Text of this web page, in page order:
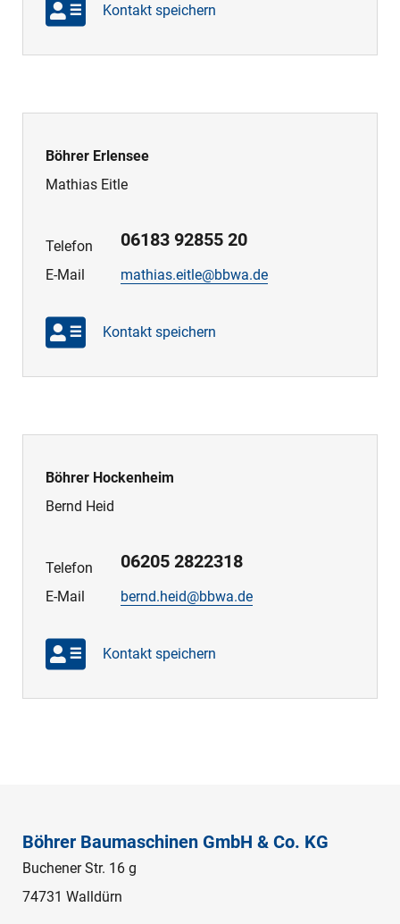
Kontakt speichern
Böhrer Erlensee
Mathias Eitle
Telefon 06183 92855 20
E-Mail mathias.eitle@bbwa.de
Kontakt speichern
Böhrer Hockenheim
Bernd Heid
Telefon 06205 2822318
E-Mail bernd.heid@bbwa.de
Kontakt speichern
Böhrer Baumaschinen GmbH & Co. KG
Buchener Str. 16 g
74731 Walldürn